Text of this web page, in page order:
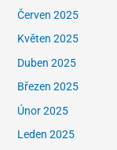
Červen 2025
Květen 2025
Duben 2025
Březen 2025
Únor 2025
Leden 2025